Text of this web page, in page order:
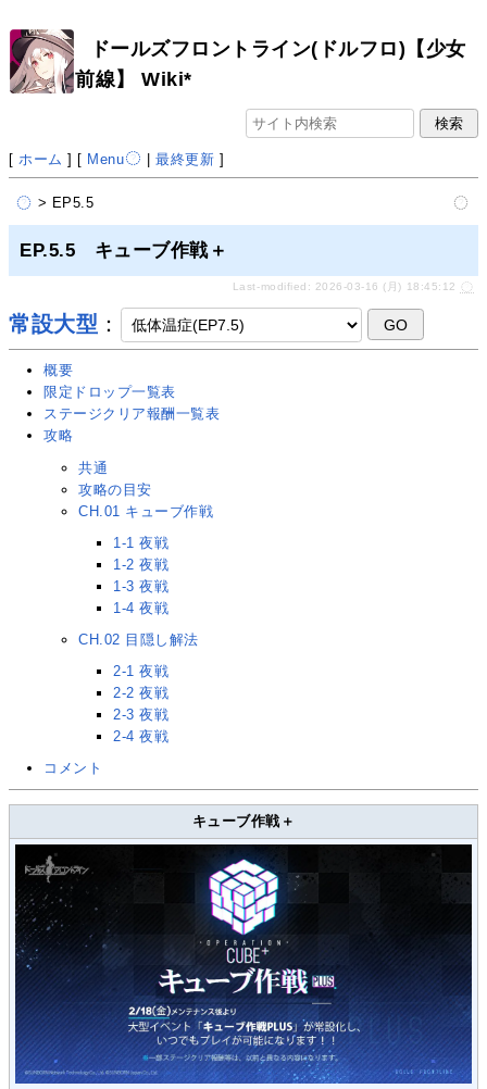
ドールズフロントライン(ドルフロ)【少女
前線】 Wiki*
[ ホーム ] [ Menu |最終更新 ]
> EP5.5
EP.5.5 キューブ作戦＋
Last-modified: 2026-03-16 (月) 18:45:12
常設大型 ：
概要
限定ドロップ一覧表
ステージクリア報酬一覧表
攻略
共通
攻略の目安
CH.01 キューブ作戦
1-1 夜戦
1-2 夜戦
1-3 夜戦
1-4 夜戦
CH.02 目隠し解法
2-1 夜戦
2-2 夜戦
2-3 夜戦
2-4 夜戦
コメント
キューブ作戦＋